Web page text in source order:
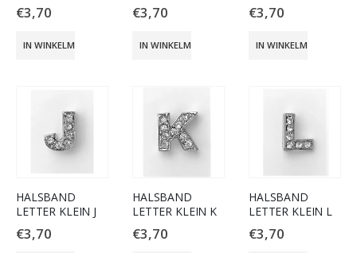
€3,70
IN WINKELMAND
€3,70
IN WINKELMAND
€3,70
IN WINKELMAND
HALSBAND
LETTER KLEIN J
€3,70
HALSBAND
LETTER KLEIN K
€3,70
HALSBAND
LETTER KLEIN L
€3,70